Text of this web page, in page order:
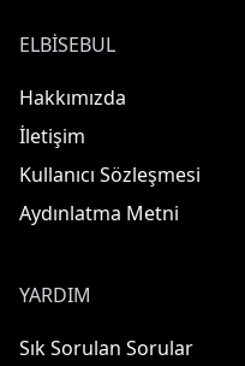
ELBISEBUL
Hakkımızda
İletişim
Kullanıcı Sözleşmesi
Aydınlatma Metni
YARDIM
Sık Sorulan Sorular